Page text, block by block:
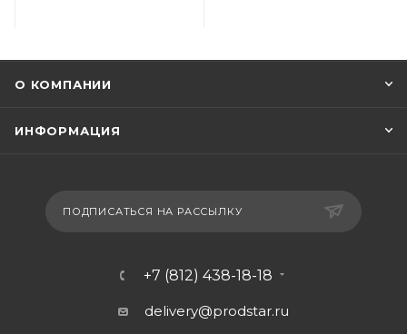
О КОМПАНИИ
ИНФОРМАЦИЯ
ПОДПИСАТЬСЯ НА РАССЫЛКУ
+7 (812) 438-18-18
delivery@prodstar.ru